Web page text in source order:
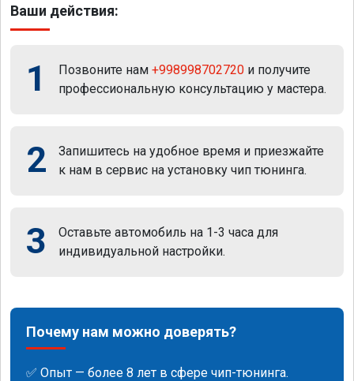
Ваши действия:
1 Позвоните нам +998998702720 и получите
профессиональную консультацию у мастера.
2
Запишитесь на удобное время и приезжайте
к нам в сервис на установку чип тюнинга.
3
Оставьте автомобиль на 1-3 часа для
индивидуальной настройки.
Почему нам можно доверять?
✅ Опыт — более 8 лет в сфере чип-тюнинга.